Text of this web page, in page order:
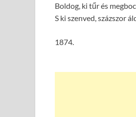
Boldog, ki tűr és
S ki szenved, százszor
1874.